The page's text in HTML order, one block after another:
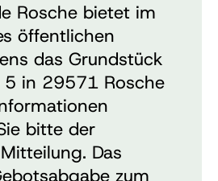
Rosche bietet im
öffentlichen
das Grundstück
5 in 29571 Rosche
bitte der
Das
zum